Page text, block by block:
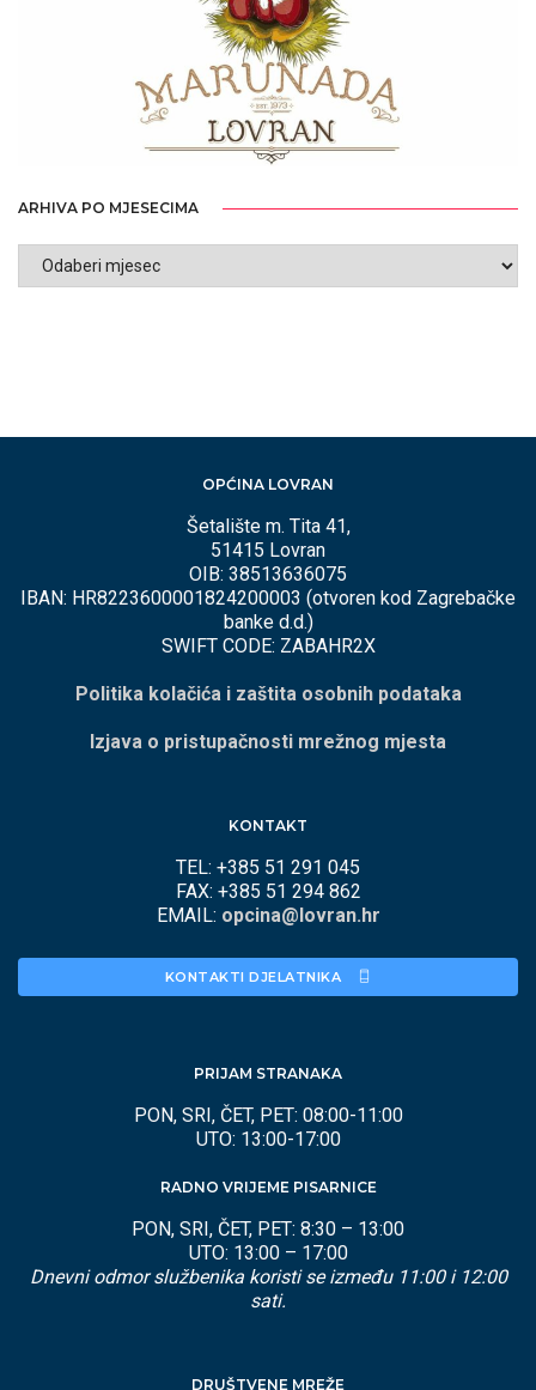
ARHIVA PO MJESECIMA
ARHIVA
OPĆINA LOVRAN
Šetalište m. Tita 41,
51415 Lovran
OIB: 38513636075
IBAN: HR8223600001824200003 (otvoren kod Zagrebačke
banke d.d.)
SWIFT CODE: ZABAHR2X
Politika kolačića i zaštita osobnih podataka
Izjava o pristupačnosti mrežnog mjesta
KONTAKT
TEL: +385 51 291 045
FAX: +385 51 294 862
EMAIL: opcina@lovran.hr
KONTAKTI DJELATNIKA
PRIJAM STRANAKA
PON, SRI, ČET, PET: 08:00-11:00
UTO: 13:00-17:00
RADNO VRIJEME PISARNICE
PON, SRI, ČET, PET: 8:30 – 13:00
UTO: 13:00 – 17:00
Dnevni odmor službenika koristi se između 11:00 i 12:00
sati.
DRUŠTVENE MREŽE